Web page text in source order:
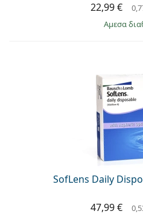
22,99 €
άμεσα
SofLens Daily
47,99 €